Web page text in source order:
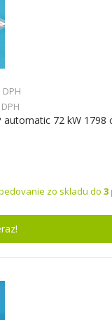
DPH
automatic 72 kW 1798
zo skladu do 3